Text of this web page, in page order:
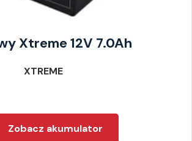
Xtreme 12V 7.0Ah
XTREME
Zobacz akumulator